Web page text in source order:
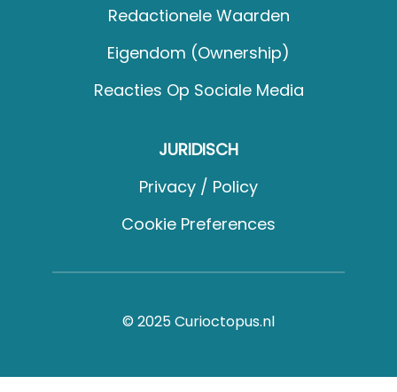
Redactionele Waarden
Eigendom (Ownership)
Reacties Op Sociale Media
JURIDISCH
Privacy / Policy
Cookie Preferences
© 2025 Curioctopus.nl